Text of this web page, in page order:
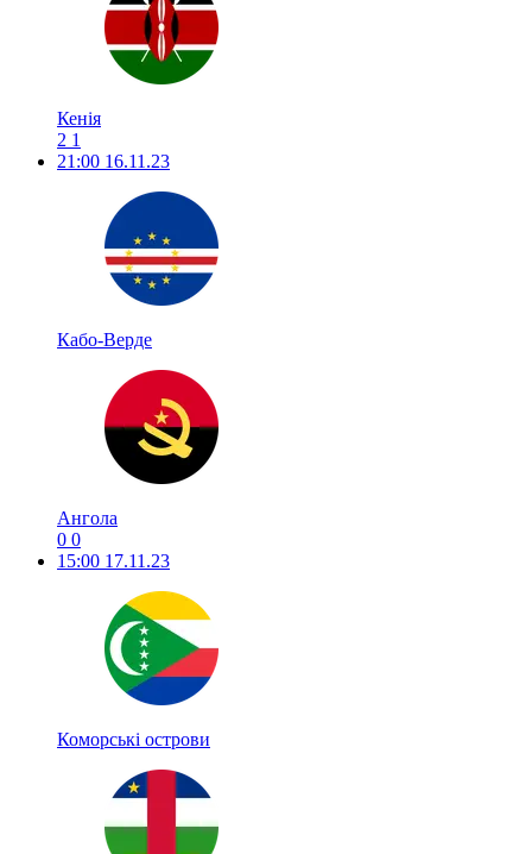
Кенія
2 1
21:00 16.11.23
Кабо-Верде
Ангола
0 0
15:00 17.11.23
Коморські острови